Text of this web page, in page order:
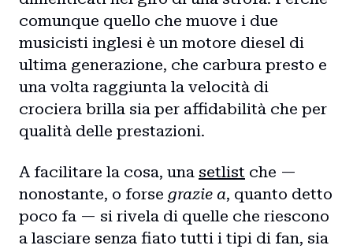
comunque quello che muove i due
musicisti inglesi è un motore diesel di
ultima generazione, che carbura presto e
una volta raggiunta la velocità di
crociera brilla sia per affidabilità che per
qualità delle prestazioni.
A facilitare la cosa, una setlist che —
nonostante, o forse grazie a, quanto detto
poco fa — si rivela di quelle che riescono
a lasciare senza fiato tutti i tipi di fan, sia